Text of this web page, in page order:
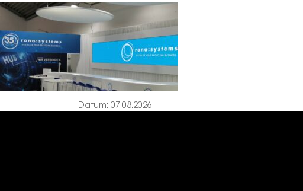
Datum: 07.08.2026